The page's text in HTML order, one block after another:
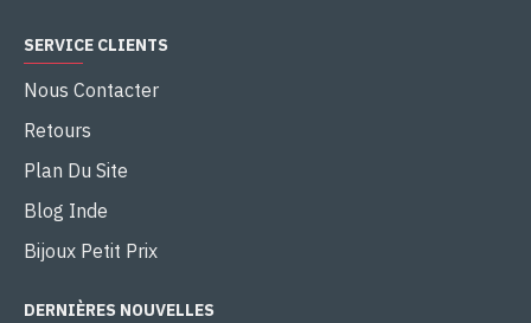
SERVICE CLIENTS
Nous Contacter
Retours
Plan Du Site
Blog Inde
Bijoux Petit Prix
DERNIÈRES NOUVELLES